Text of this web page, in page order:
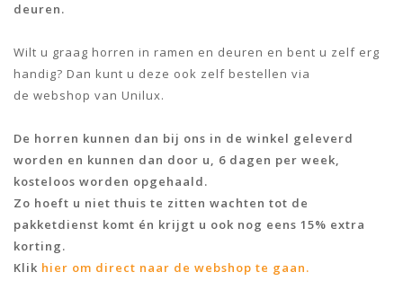
deuren.
Wilt u graag horren in ramen en deuren en bent u zelf erg
handig? Dan kunt u deze ook zelf bestellen via
de webshop van Unilux.
De horren kunnen dan bij ons in de winkel geleverd
worden en kunnen dan door u, 6 dagen per week,
kosteloos worden opgehaald.
Zo hoeft u niet thuis te zitten wachten tot de
pakketdienst komt én krijgt u ook nog eens 15% extra
korting.
Klik hier om direct naar de webshop te gaan.